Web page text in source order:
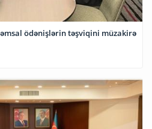
ödənişlərin təşviqini müzakirə